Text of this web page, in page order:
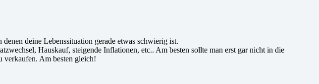
deine Lebenssituation gerade etwas schwierig ist.
Hauskauf, steigende Inflationen, etc.. Am besten sollte man erst gar nicht in die
verkaufen. Am besten gleich!